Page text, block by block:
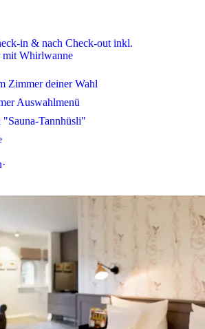
in & nach Check-out inkl.
Whirlwanne
Zimmer deiner Wahl
Auswahlmenü
Tannhüsli"
·